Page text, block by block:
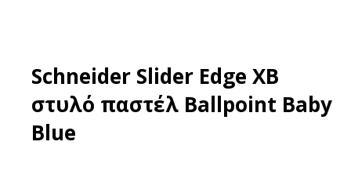
Schneider Slider Edge XB
στυλό παστέλ Ballpoint Baby
Blue